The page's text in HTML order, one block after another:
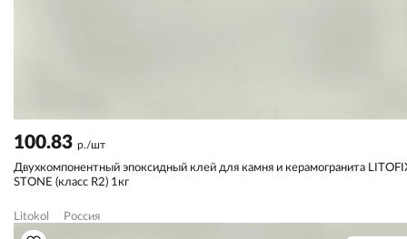
100.83 р./шт
Двухкомпонентный эпоксидный клей для камня и керамогранита
STONE (класс R2) 1кг
Litokol Россия